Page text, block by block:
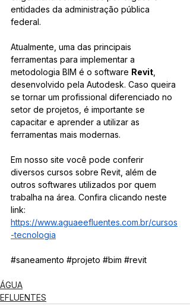
entidades da administração pública
federal.
Atualmente, uma das principais
ferramentas para implementar a
metodologia BIM é o software Revit
desenvolvido pela Autodesk. Caso queira
se tornar um profissional diferenciado no
setor de projetos, é importante se
capacitar e aprender a utilizar as
ferramentas mais modernas.
Em nosso site você pode conferir
diversos cursos sobre Revit, além de
outros softwares utilizados por quem
trabalha na área. Confira clicando neste
link:
https://www.aguaeefluentes.com.br/cursos
-tecnologia
#saneamento #projeto #bim #revit
ÁGUA
EFLUENTES